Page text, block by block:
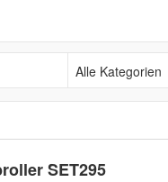
Alle Kategorien
SET295